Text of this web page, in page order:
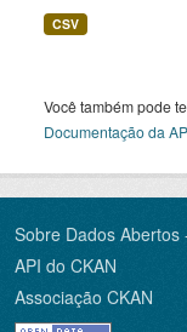
CSV
Você também pode
Documentação da
Sobre Dados Abertos
API do CKAN
Associação CKAN